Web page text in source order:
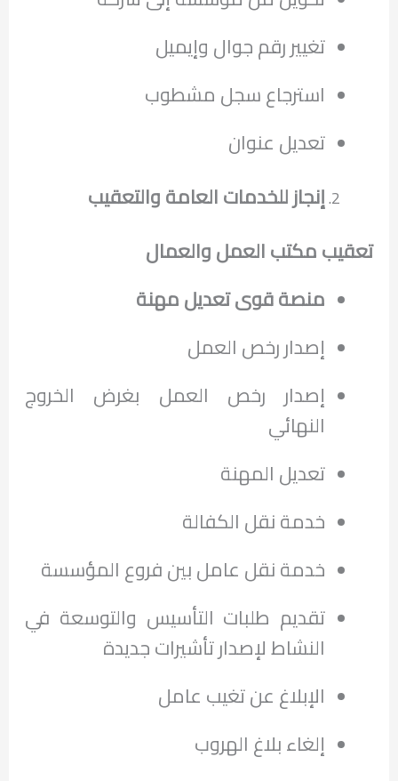
تغيير رقم جوال وإيميل
استرجاع سجل مشطوب
تعديل عنوان
إنجاز للخدمات العامة والتعقيب
تعقيب مكتب العمل والعمال
منصة قوى تعديل مهنة
إصدار رخص العمل
إصدار رخص العمل بغرض الخروج
النهائي
تعديل المهنة
خدمة نقل الكفالة
خدمة نقل عامل بين فروع المؤسسة
تقديم طلبات التأسيس والتوسعة في
النشاط لإصدار تأشيرات جديدة
الإبلاغ عن تغيب عامل
إلغاء بلاغ الهروب